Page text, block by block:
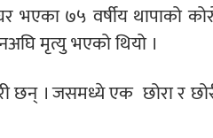
भएका ७५ वर्षीय थापाको
मृत्यु भएको थियो ।
छन् । जसमध्ये एक छोरा र